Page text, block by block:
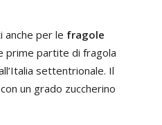
anche per le fragole
prime partite di fragola
settentrionale. Il
un grado zuccherino